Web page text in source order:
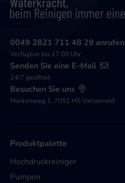
0049 2821 711 48 29 anrufen
Verfügbar bis 17.00 Uhr
Senden Sie eine E-Mail
24/7 geöffnet
Besuchen Sie uns
Markenweg 1, 7051 HS Varsseveld
Produktpalette
Hochdruckreiniger
Pumpen